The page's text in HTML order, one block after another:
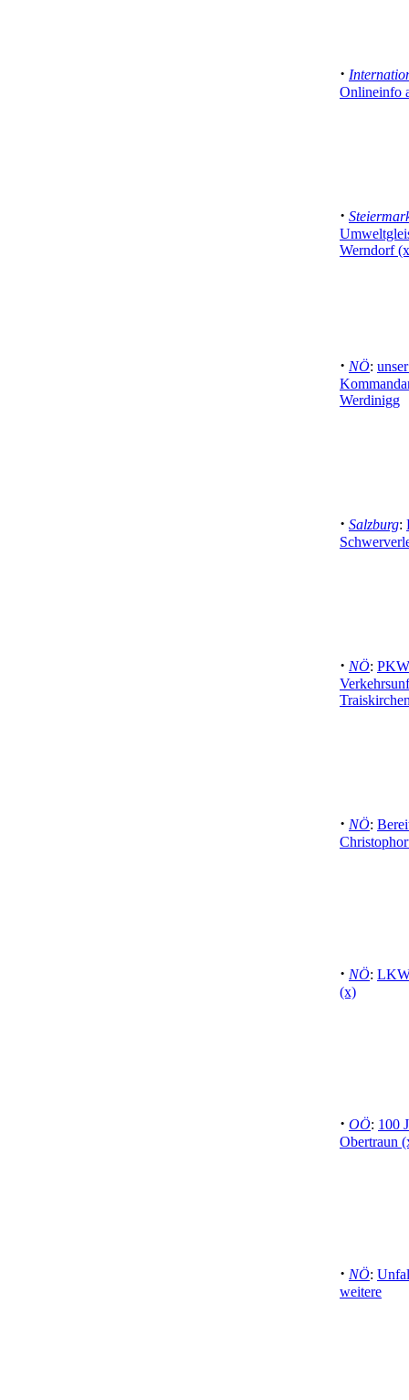
·
Onlineinfo
·
Werndorf
· NÖ:
Werdinigg
· Salzburg:
· NÖ:
· NÖ:
· NÖ: LKW
(x)
· OÖ: 100
Obertraun
· NÖ:
weitere